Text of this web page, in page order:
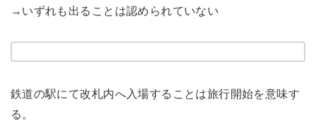
→いずれも出ることは認められていない
鉄道の駅にて改札内へ入場することは旅行開始を意味す
る。